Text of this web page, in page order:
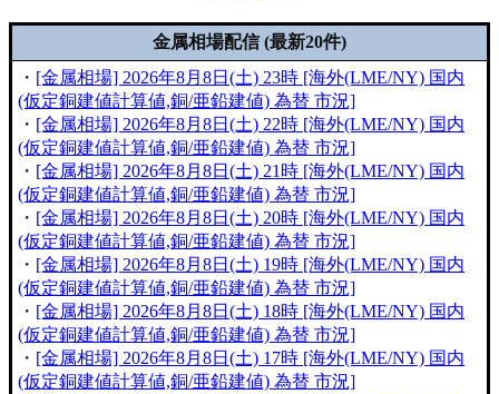
金属相場配信 (最新20件)
・ [金属相場] 2026年8月8日(土) 23時 [海外(LME/NY) 国内
(仮定銅建値計算値,銅/亜鉛建値) 為替 市況]
・ [金属相場] 2026年8月8日(土) 22時 [海外(LME/NY) 国内
(仮定銅建値計算値,銅/亜鉛建値) 為替 市況]
・ [金属相場] 2026年8月8日(土) 21時 [海外(LME/NY) 国内
(仮定銅建値計算値,銅/亜鉛建値) 為替 市況]
・ [金属相場] 2026年8月8日(土) 20時 [海外(LME/NY) 国内
(仮定銅建値計算値,銅/亜鉛建値) 為替 市況]
・ [金属相場] 2026年8月8日(土) 19時 [海外(LME/NY) 国内
(仮定銅建値計算値,銅/亜鉛建値) 為替 市況]
・ [金属相場] 2026年8月8日(土) 18時 [海外(LME/NY) 国内
(仮定銅建値計算値,銅/亜鉛建値) 為替 市況]
・ [金属相場] 2026年8月8日(土) 17時 [海外(LME/NY) 国内
(仮定銅建値計算値,銅/亜鉛建値) 為替 市況]